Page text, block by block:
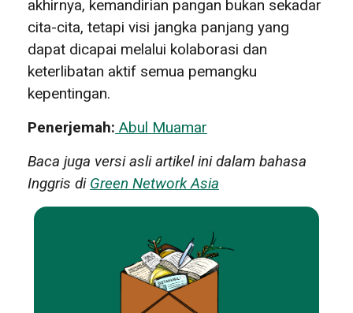
akhirnya, kemandirian pangan bukan sekadar
cita-cita, tetapi visi jangka panjang yang
dapat dicapai melalui kolaborasi dan
keterlibatan aktif semua pemangku
kepentingan.
Penerjemah: Abul Muamar
Baca juga versi asli artikel ini dalam bahasa
Inggris di Green Network Asia